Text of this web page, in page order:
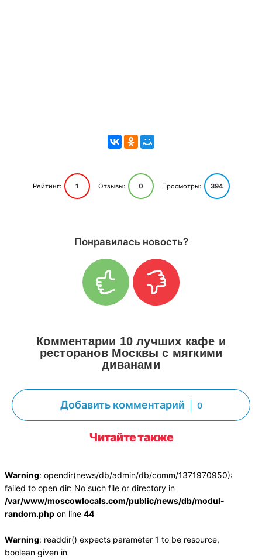
Рейтинг: 1 Отзывы: 0 Просмотры: 394
Понравилась новость?
Комментарии 10 лучших кафе и
ресторанов Москвы с мягкими
диванами
Добавить комментарий 0
Читайте также
Warning: opendir(news/db/admin/db/comm/1371970950):
failed to open dir: No such file or directory in
/var/www/moscowlocals.com/public/news/db/modul-
random.phpon line 44
Warning: readdir() expects parameter 1 to be resource,
boolean given in